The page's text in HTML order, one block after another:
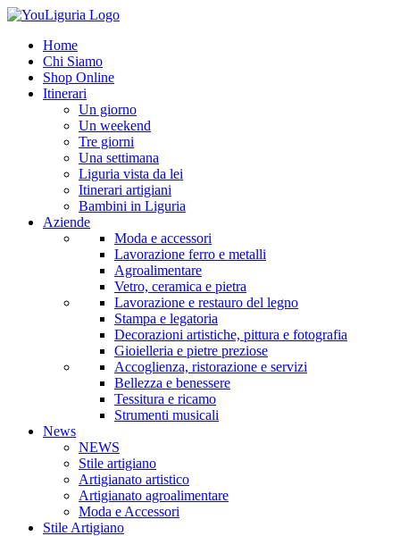
Home
Chi Siamo
Shop Online
Itinerari
Un giorno
Un weekend
Tre giorni
Una settimana
Liguria vista da lei
Itinerari artigiani
Bambini in Liguria
Aziende
Moda e accessori
Lavorazione ferro e metalli
Agroalimentare
Vetro, ceramica e pietra
Lavorazione e restauro del legno
Stampa e legatoria
Decorazioni artistiche, pittura e fotografia
Gioielleria e pietre preziose
Accoglienza, ristorazione e servizi
Bellezza e benessere
Tessitura e ricamo
Strumenti musicali
News
NEWS
Stile artigiano
Artigianato artistico
Artigianato agroalimentare
Moda e Accessori
Stile Artigiano